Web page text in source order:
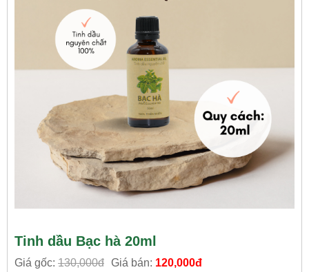
Tinh dầu Bạc hà 20ml
Giá gốc: 130,000đ Giá bán: 120,000đ